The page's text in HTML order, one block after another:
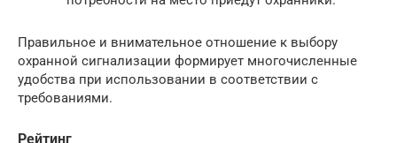
Правильное и внимательное отношение к выбору
охранной сигнализации формирует многочисленные
удобства при использовании в соответствии с
требованиями.
Рейтинг